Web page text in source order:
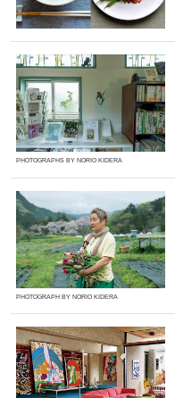
PHOTOGRAPHS BY NORIO KIDERA
PHOTOGRAPH BY NORIO KIDERA